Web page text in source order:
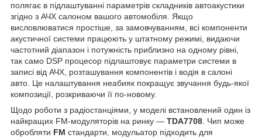
полягає в підлаштуванні параметрів складників автоакустики
згідно з АЧХ салоном вашого автомобіля. Якщо
висловлюватися простіше, за замовчуванням, всі компоненти
акустичної системи працюють у штатному режимі, видаючи
частотний діапазон і потужність приблизно на одному рівні,
так само DSP процесор підлаштовує параметри системи в
записі від АЧХ, розташування компонентів і водія в салоні
авто. Це налаштування неабияк покращує звучання будь-якої
композиції, розкриваючи її по-новому.
Щодо роботи з радіостанціями, у моделі встановлений один із
найкращих FM-модуляторів на ринку — TDA7708. Чип може
обробляти FM стандарти, модульатор підходить для